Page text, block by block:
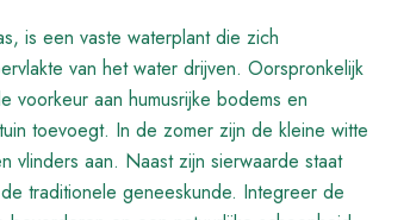
is een vaste waterplant die zich
van het water drijven. Oorspronkelijk
aan humusrijke bodems en
toevoegt. In de zomer zijn de kleine witte
vlinders aan. Naast zijn sierwaarde staat
traditionele geneeskunde. Integreer de